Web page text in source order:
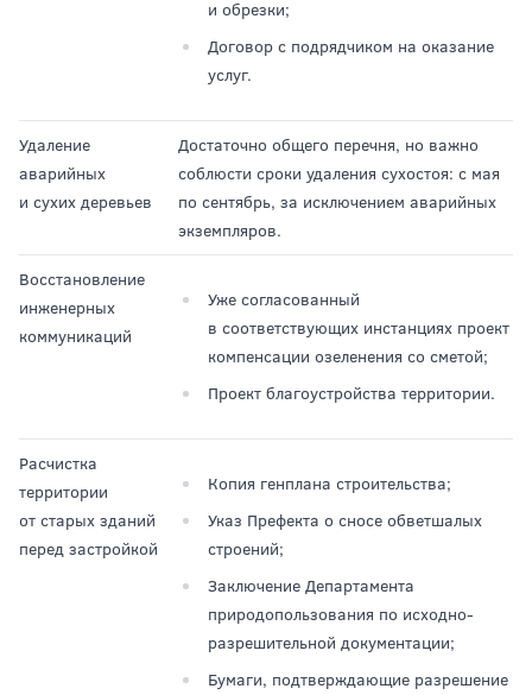
и обрезки;
Договор с подрядчиком на оказание
услуг.
Удаление
аварийных
и сухих деревьев
Достаточно общего перечня, но важно
соблюсти сроки удаления сухостоя: с мая
по сентябрь, за исключением аварийных
экземпляров.
Восстановление
инженерных
коммуникаций
Уже согласованный
в соответствующих инстанциях проект
компенсации озеленения со сметой;
Проект благоустройства территории.
Расчистка
территории
от старых зданий
перед застройкой
Копия генплана строительства;
Указ Префекта о сносе обветшалых
строений;
Заключение Департамента
природопользования по исходно-
разрешительной документации;
Бумаги, подтверждающие разрешение